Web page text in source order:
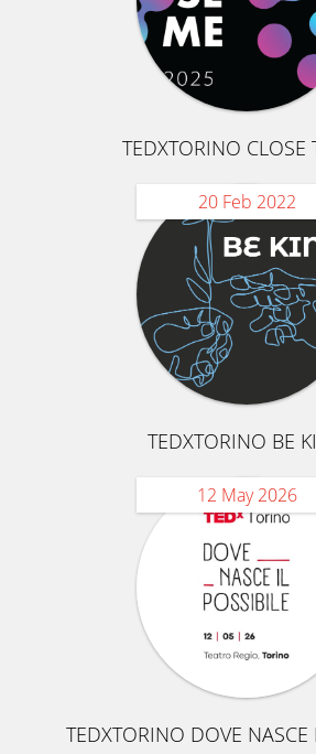
TEDXTORINO CLOSE
20 Feb 2022
TEDXTORINO BE
12 May 2026
TEDXTORINO DOVE NASCE